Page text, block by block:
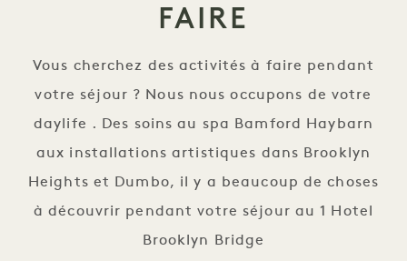
FAIRE
Vous cherchez des activités à faire pendant
votre séjour ? Nous nous occupons de votre
daylife . Des soins au spa Bamford Haybarn
aux installations artistiques dans Brooklyn
Heights et Dumbo, il y a beaucoup de choses
à découvrir pendant votre séjour au 1 Hotel
Brooklyn Bridge